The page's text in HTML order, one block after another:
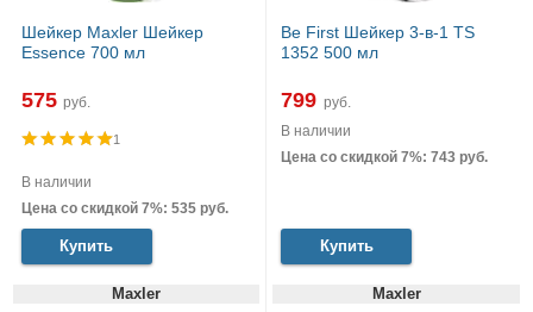
Шейкер Maxler Шейкер
Essence 700 мл
575 руб.
1
В наличии
Цена со скидкой 7%: 535 руб.
Купить
Be First Шейкер 3-в-1 TS
1352 500 мл
799 руб.
В наличии
Цена со скидкой 7%: 743 руб.
Купить
Maxler Maxler